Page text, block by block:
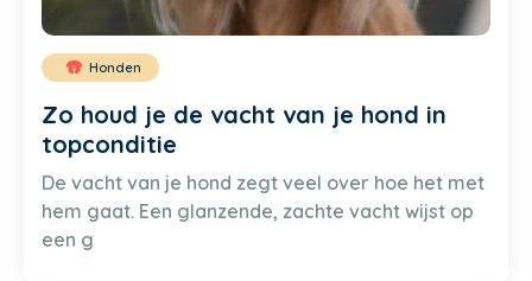
Honden
Zo houd je de vacht van je hond in
topconditie
De vacht van je hond zegt veel over hoe het met
hem gaat. Een glanzende, zachte vacht wijst op
een g